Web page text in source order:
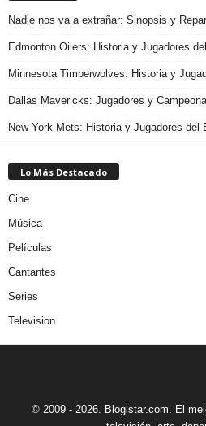
Nadie nos va a extrañar: Sinopsis y
Edmonton Oilers: Historia y Jugadores
Minnesota Timberwolves: Historia y
Dallas Mavericks: Jugadores y
New York Mets: Historia y Jugadores del
Lo Más Destacado
Cine
Música
Películas
Cantantes
Series
Television
© 2009 - 2026. Blogistar.com. El